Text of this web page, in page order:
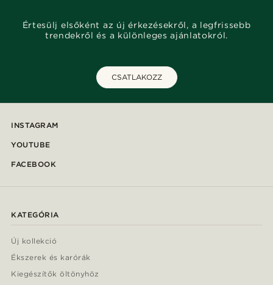
Értesülj elsőként az új érkezésekről, a legfrissebb
trendekről és a különleges ajánlatokról.
CSATLAKOZZ
INSTAGRAM
YOUTUBE
FACEBOOK
KATEGÓRIA
Új kollekció
Ékszerek és karórák
Kiegészítők öltönyhöz